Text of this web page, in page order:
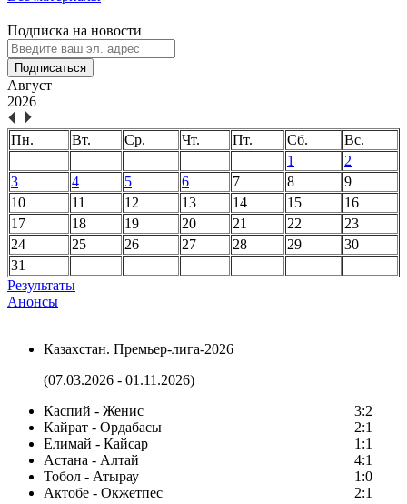
Подписка на новости
Подписаться
Август
2026
Пн. Вт. Ср. Чт. Пт. Сб.
Вс.
1
2
3
4 5 6 7 8
9
10
11 12 13 14 15
16
17
18 19 20 21 22
23
24
25 26 27 28 29
30
31
Результаты
Анонсы
Казахстан. Премьер-лига-2026
(07.03.2026 - 01.11.2026)
Каспий - Женис
3:2
Кайрат - Ордабасы
2:1
Елимай - Кайсар
1:1
Астана - Алтай
4:1
Тобол - Атырау
1:0
Актобе - Окжетпес
2:1